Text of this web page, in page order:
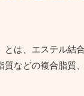
とは、エステル結
質などの複合脂質